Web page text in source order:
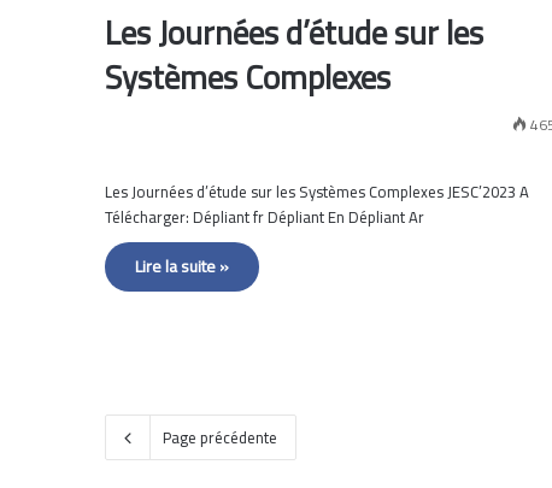
Les Journées d’étude sur les
Systèmes Complexes
Les Journées d’étude sur les Systèmes Complexes JESC’2023 A
Télécharger: Dépliant fr Dépliant En Dépliant Ar
Lire la suite »
Page précédente